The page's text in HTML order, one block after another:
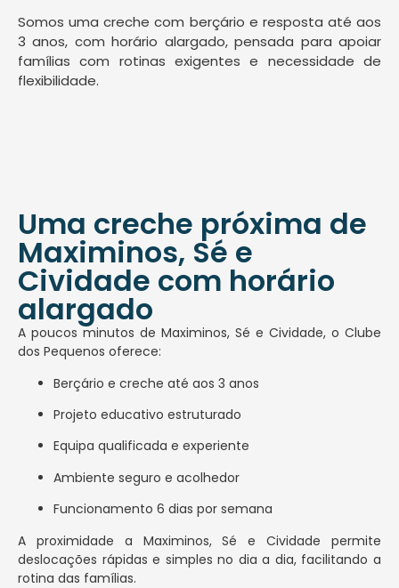
Somos uma creche com berçário e resposta até aos
3 anos, com horário alargado, pensada para apoiar
famílias com rotinas exigentes e necessidade de
flexibilidade.
Uma creche próxima de
Maximinos, Sé e
Cividade com horário
alargado
A poucos minutos de Maximinos, Sé e Cividade, o Clube
dos Pequenos oferece:
Berçário e creche até aos 3 anos
Projeto educativo estruturado
Equipa qualificada e experiente
Ambiente seguro e acolhedor
Funcionamento 6 dias por semana
A proximidade a Maximinos, Sé e Cividade permite
deslocações rápidas e simples no dia a dia, facilitando a
rotina das famílias.